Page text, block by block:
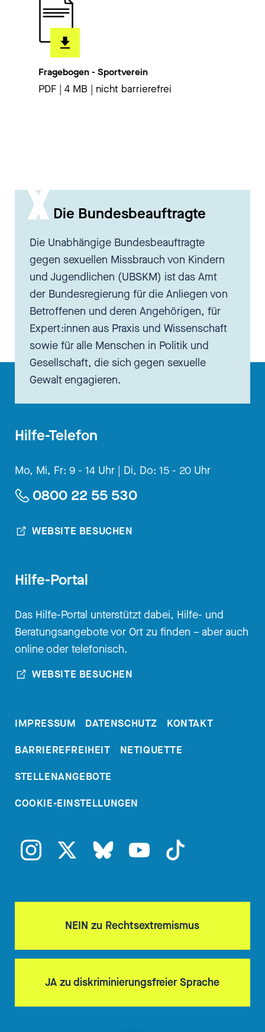
Fragebogen - Sportverein
PDF | 4 MB | nicht barrierefrei
Die Bundesbeauftragte
Die Unabhängige Bundesbeauftragte
gegen sexuellen Missbrauch von Kindern
und Jugendlichen (UBSKM) ist das Amt
der Bundesregierung für die Anliegen von
Betroffenen und deren Angehörigen, für
Expert:innen aus Praxis und Wissenschaft
sowie für alle Menschen in Politik und
Gesellschaft, die sich gegen sexuelle
Gewalt engagieren.
Hilfe-Telefon
Mo, Mi, Fr: 9 - 14 Uhr | Di, Do: 15 - 20 Uhr
0800 22 55 530
WEBSITE BESUCHEN
Hilfe-Portal
Das Hilfe-Portal unterstützt dabei, Hilfe- und
Beratungsangebote vor Ort zu finden – aber auch
online oder telefonisch.
WEBSITE BESUCHEN
IMPRESSUM DATENSCHUTZ
KONTAKT
BARRIEREFREIHEIT
NETIQUETTE
STELLENANGEBOTE
COOKIE-EINSTELLUNGEN
NEIN zu Rechtsextremismus
JA zu diskriminierungsfreier Sprache